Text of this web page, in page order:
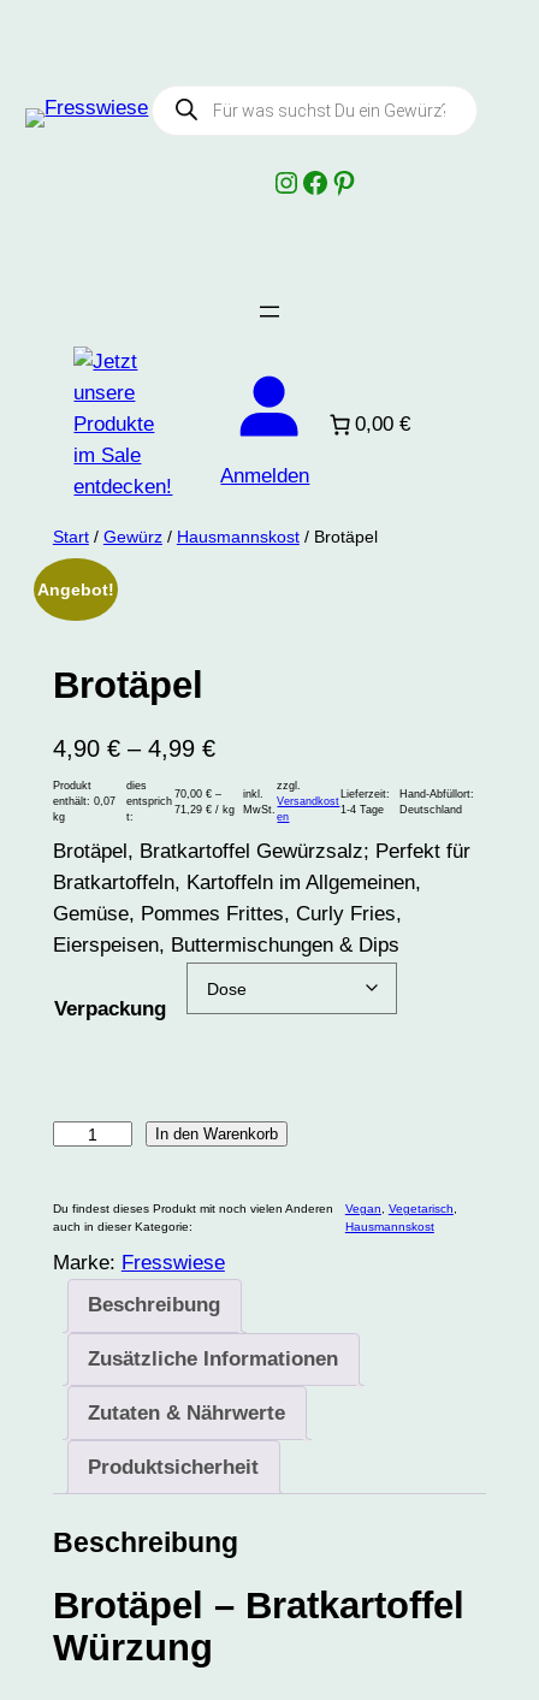
Products
search
Instagram
Facebook
Pinterest
Anmelden
0,00 €
Start/ Gewürz/ Hausmannskost/ Brotäpel
Angebot!
Brotäpel
4,90 €– 4,99 €
Produkt
enthält: 0,07
kg
dies
entsprich
t:
70,00 €–
71,29 €/ kg
inkl.
MwSt.
zzgl.
Versandkost
en
Lieferzeit:
1-4 Tage
Hand-Abfüllort:
Deutschland
Brotäpel, Bratkartoffel Gewürzsalz; Perfekt für
Bratkartoffeln, Kartoffeln im Allgemeinen,
Gemüse, Pommes Frittes, Curly Fries,
Eierspeisen, Buttermischungen & Dips
Verpackung
t
ä
M
In den Warenkorb
Du findest dieses Produkt mit noch vielen Anderen
auch in dieser Kategorie:
Vegan Vegetarisch
Hausmannskost
Marke: Fresswiese
Beschreibung
Zusätzliche Informationen
Zutaten & Nährwerte
Produktsicherheit
Beschreibung
Brotäpel – Bratkartoffel
Würzung